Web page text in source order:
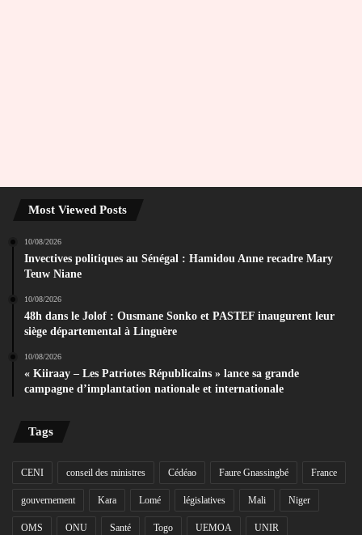
Most Viewed Posts
10/08/2026
Invectives politiques au Sénégal : Hamidou Anne recadre Mary
Teuw Niane
10/08/2026
48h dans le Jolof : Ousmane Sonko et PASTEF inaugurent leur
siège départemental à Linguère
10/08/2026
« Kiiraay – Les Patriotes Républicains » lance sa grande
campagne d’implantation nationale et internationale
Tags
CENI conseil des ministres Cédéao Faure Gnassingbé France
gouvernement Kara Lomé législatives Mali Niger
OMS ONU Santé Togo UEMOA UNIR